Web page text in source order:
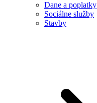
Dane a poplatky
Sociálne služby
Stavby